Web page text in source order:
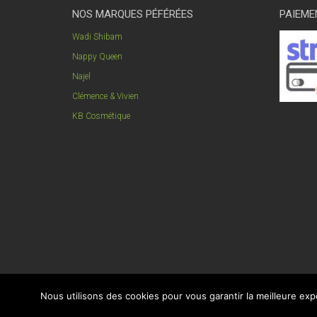
NOS MARQUES PÉFÉRÉES
Wadi Shibam
Nappy Queen
Najel
Clémence & Vivien
KB Cosmétique
© amira-bio-nature.com tout droits réservés 2018
Nous utilisons des cookies pour vous garantir la meilleure